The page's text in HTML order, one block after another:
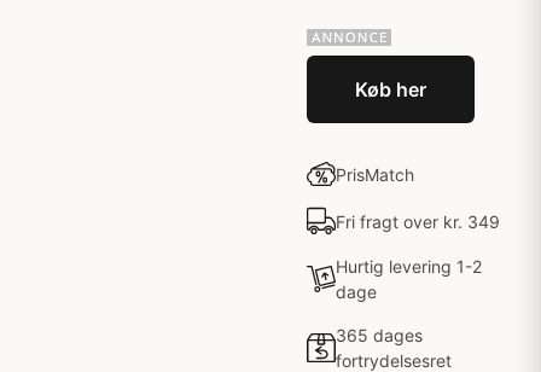
Køb her
PrisMatch
Fri fragt over kr. 349
Hurtig levering 1-2
dage
365 dages
fortrydelsesret